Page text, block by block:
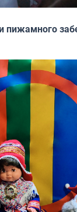
пижамного